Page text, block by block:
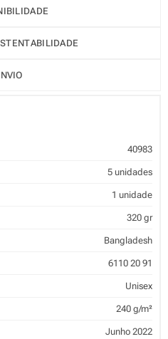
40983
5 unidades
1 unidade
320 gr
Bangladesh
6110 20 91
Unisex
240 g/m²
Junho 2022